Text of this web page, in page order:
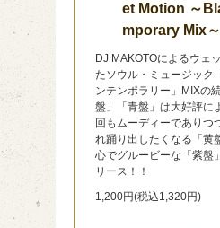
et Motion ～
mporary Mix～
DJ MAKOTOによるウェ
たソウル・ミュージック
ンテンポラリー」MIXの
盤」「青盤」は大好評に
回もムーディーでありつ
れ踊り出したくなる「黄
心でグルービーな「紫盤
リース！！
1,200円(税込1,320円)